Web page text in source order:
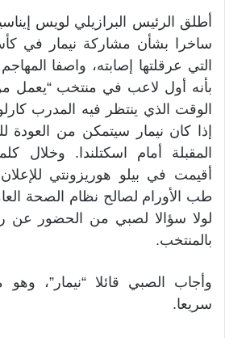
أطلق الرئيس البرازيلي لويس
ساخرا بشأن مشاركة نيمار ‌في
التي عرقلتها ​إصابته، واصفا
بأنه ⁠أول لاعب في منتخب “يعمل
الوقت الذي ينتظر فيه المدرب
إذا كان نيمار سيتمكن من العودة
المقبلة أمام اسكتلندا. وخلال
أقيمت في بيلو هوريزونتي
طب الأورام لصالح نظام الصحة
لولا سؤالا لصبي من الحضور عن
بالمنتخب.
وأجاب الصبي قائلا “نيمار”،
سريعا.